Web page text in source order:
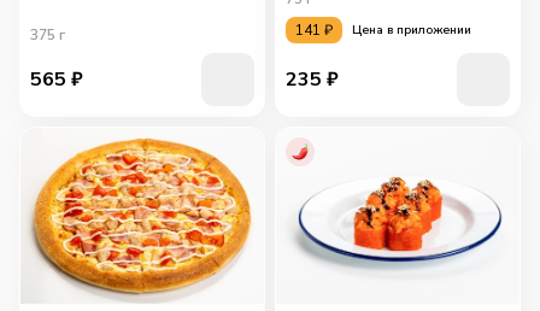
375 г
565 ₽
141 ₽ Цена в приложении
235 ₽